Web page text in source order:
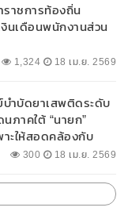
าชการท้องถิ่น
นเดือนพนักงานส่วน
1,324 18 เม.ย. 2569
ำบัดยาเสพติดระดับ
ภาคใต้ “นายก”
ะให้สอดคล้องกับ
300 18 เม.ย. 2569